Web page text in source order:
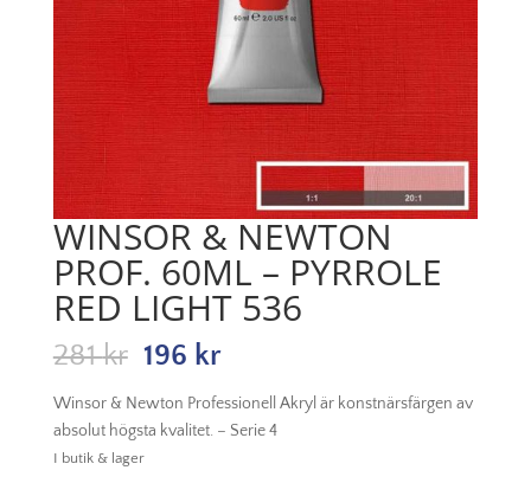
WINSOR & NEWTON
PROF. 60ML – PYRROLE
RED LIGHT 536
281kr Det
priset
var:
281 kr.
196 krDet
priset
är:
Winsor & Newton Professionell Akryl är konstnärsfärgen av
absolut högsta kvalitet. – Serie 4
I butik & lager